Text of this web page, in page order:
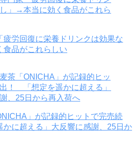
疲労回復に栄養ドリンクは効果な
品がこれらしい
」が記録的ヒットで完売続
に超える」大反響に感謝、25日か